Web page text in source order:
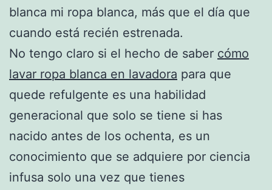
blanca mi ropa blanca, más que el día que
cuando está recién estrenada.
No tengo claro si el hecho de saber cómo
lavar ropa blanca en lavadora para que
quede refulgente es una habilidad
generacional que solo se tiene si has
nacido antes de los ochenta, es un
conocimiento que se adquiere por ciencia
infusa solo una vez que tienes